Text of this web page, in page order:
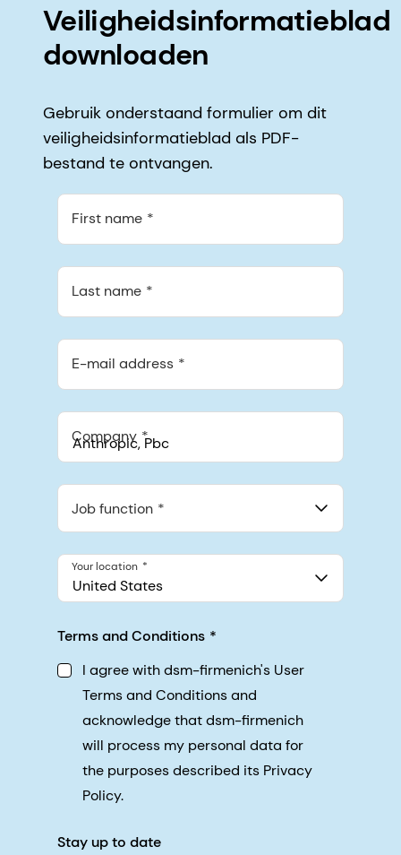
Veiligheidsinformatieblad
downloaden
Gebruik onderstaand formulier om dit
veiligheidsinformatieblad als PDF-
bestand te ontvangen.
First name
Last name
E-mail address
Company
548 Market St Pmb 90375, San Francisco, California, US
Job function
United States
Your location
Terms and Conditions
I agree with dsm-firmenich's User
Terms and Conditions and
acknowledge that dsm-firmenich
will process my personal data for
the purposes described its Privacy
Policy.
Stay up to date